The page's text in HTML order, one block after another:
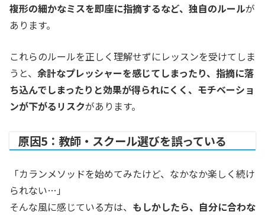
複形の細かなミスを即座に指摘するなど、独自のルールが
あります。
これらのルールを正しく理解せずにレッスンを受けてしま
うと、 余計なプレッシャーを感じてしまったり、指摘に落
ち込んでしまったりと効果が得られにくく、モチベーショ
ンが下がるリスクがあります。
原因5：教師・スクール選びを誤っている
「カランメソッドを始めてみたけど、なかなか楽しく続け
られない…」
そんな風に感じている方は、 もしかしたら、自分に合わな